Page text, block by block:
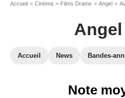
Accueil Cinéma Films Drame Angel
Angel
Accueil News Bandes-
Note